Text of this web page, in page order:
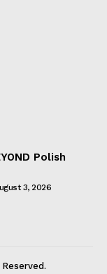
Polish
3, 2026